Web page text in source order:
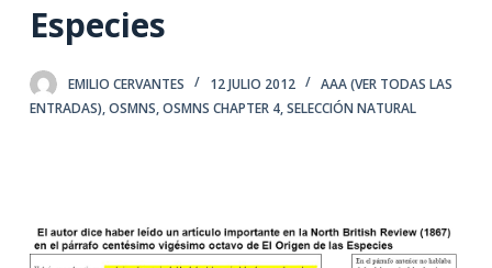
Especies
EMILIO CERVANTES 12 JULIO 2012
AAA (VER TODAS LAS
ENTRADAS),OSMNS,OSMNS CHAPTER 4,SELECCIÓN NATURAL